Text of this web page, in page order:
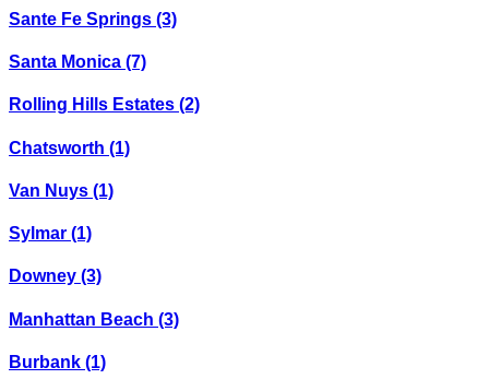
Sante Fe Springs (3)
Santa Monica (7)
Rolling Hills Estates (2)
Chatsworth (1)
Van Nuys (1)
Sylmar (1)
Downey (3)
Manhattan Beach (3)
Burbank (1)